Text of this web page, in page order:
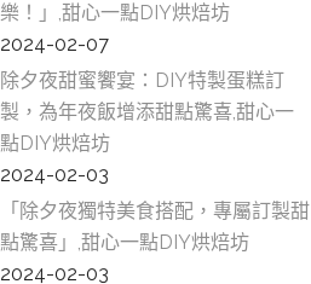
樂！」,甜心一點DIY烘焙坊
2024-02-07
除夕夜甜蜜饗宴：DIY特製蛋糕訂
製，為年夜飯增添甜點驚喜,甜心一
點DIY烘焙坊
2024-02-03
「除夕夜獨特美食搭配，專屬訂製甜
點驚喜」,甜心一點DIY烘焙坊
2024-02-03